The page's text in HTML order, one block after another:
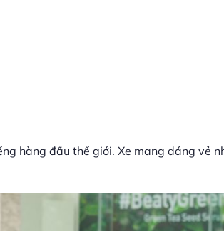
hàng đầu thế giới. Xe mang dáng vẻ